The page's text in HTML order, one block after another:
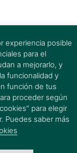
Reserved.
experiencia posible
para el
a mejorarlo, y
funcionalidad y
función de tus
proceder según
para elegir
Puedes saber más